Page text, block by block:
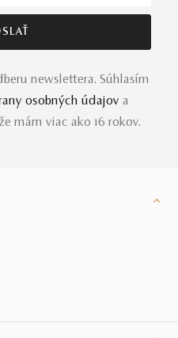
newslettera. Súhlasím
osobných údajov a
mám viac ako 16 rokov.